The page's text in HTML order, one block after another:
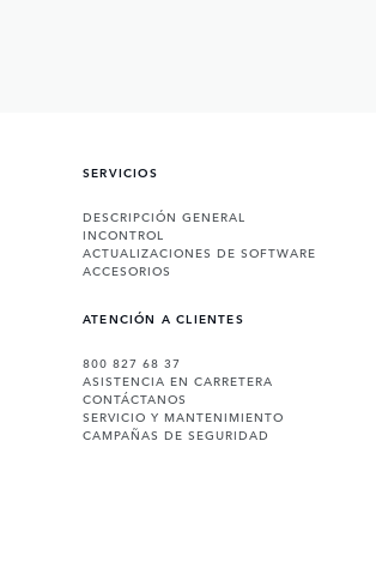
SERVICIOS
DESCRIPCIÓN GENERAL
INCONTROL
ACTUALIZACIONES DE SOFTWARE
ACCESORIOS
ATENCIÓN A CLIENTES
800 827 68 37
ASISTENCIA EN CARRETERA
CONTÁCTANOS
SERVICIO Y MANTENIMIENTO
CAMPAÑAS DE SEGURIDAD